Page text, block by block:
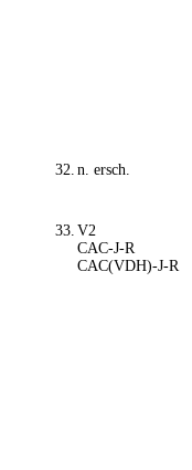
32. n. ersch.
33. V2
CAC-J-R
CAC(VDH)-J-R